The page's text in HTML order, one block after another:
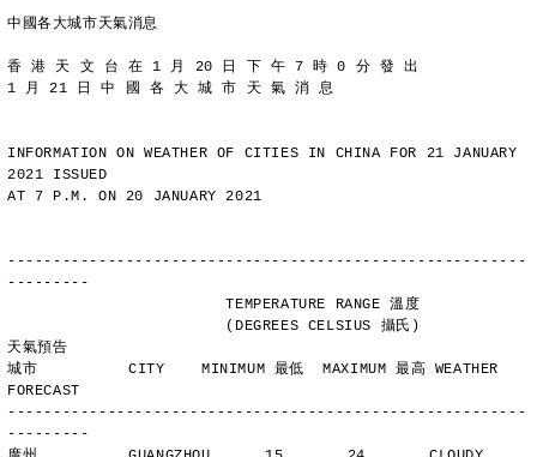
中國各大城市天氣消息
香 港 天 文 台 在 1 月 20 日 下 午 7 時 0 分 發 出
1 月 21 日 中 國 各 大 城 市 天 氣 消 息
INFORMATION ON WEATHER OF CITIES IN CHINA FOR 21 JANUARY
2021 ISSUED
AT 7 P.M. ON 20 JANUARY 2021
---------------------------------------------------------
---------
                        TEMPERATURE RANGE 溫度
天氣預告
城市          CITY    MINIMUM 最低  MAXIMUM 最高 WEATHER
FORECAST
---------------------------------------------------------
---------